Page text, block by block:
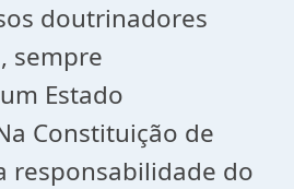
doutrinadores
sempre
Estado
Constituição de
responsabilidade do